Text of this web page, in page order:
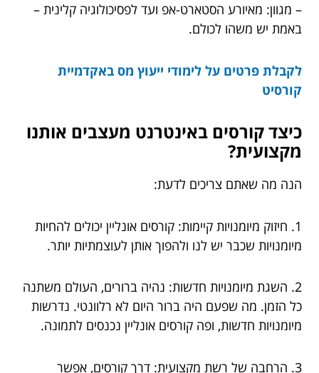
– מגוון: מאיורע הסטארט-אפ ועד לפסיכולוגיה קלינית –
באמת יש משהו לכולם.
לקבלת פרטים על לימודי ייעוץ מס באקדמיית
קורסיט
כיצד קורסים באינטרנט מעצבים אותנו
מקצועית?
הנה מה שאתם צריכים לדעת:
1. חיזוק מיומנויות קיימות: קורסים אונליין יכולים להחיות
מיומנויות שכבר יש לנו ולהפוך אותן לעוצמתיות יותר.
2. השגת מיומנויות חדשות: נהיה ברורים, העולם משתנה
כל הזמן. מה שפעם היה ברור היום לא רלוונטי. נדרשות
מיומנויות חדשות, ופה קורסים אונליין נכנסים לתמונה.
3. הרחבה של רשת מקצועית: דרך קורסים, אפשר